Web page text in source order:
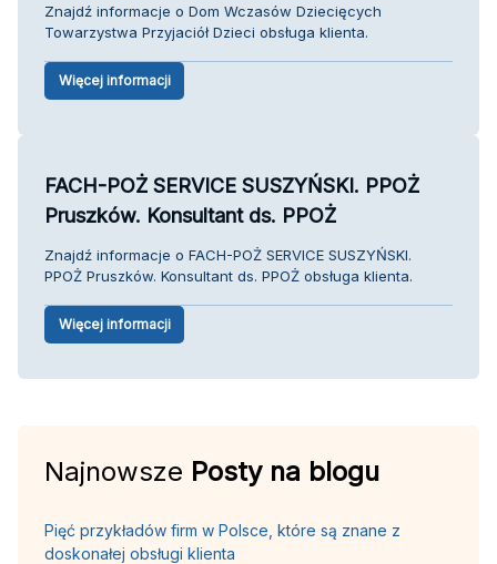
Znajdź informacje o Dom Wczasów Dziecięcych
Towarzystwa Przyjaciół Dzieci obsługa klienta.
Więcej informacji
FACH-POŻ SERVICE SUSZYŃSKI. PPOŻ
Pruszków. Konsultant ds. PPOŻ
Znajdź informacje o FACH-POŻ SERVICE SUSZYŃSKI.
PPOŻ Pruszków. Konsultant ds. PPOŻ obsługa klienta.
Więcej informacji
Najnowsze Posty na blogu
Pięć przykładów firm w Polsce, które są znane z
doskonałej obsługi klienta